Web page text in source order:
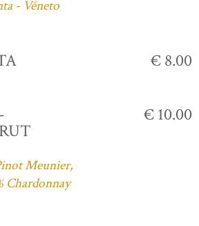
- Véneto
€ 8.00
Meunier,
Chardonnay
€ 10.00